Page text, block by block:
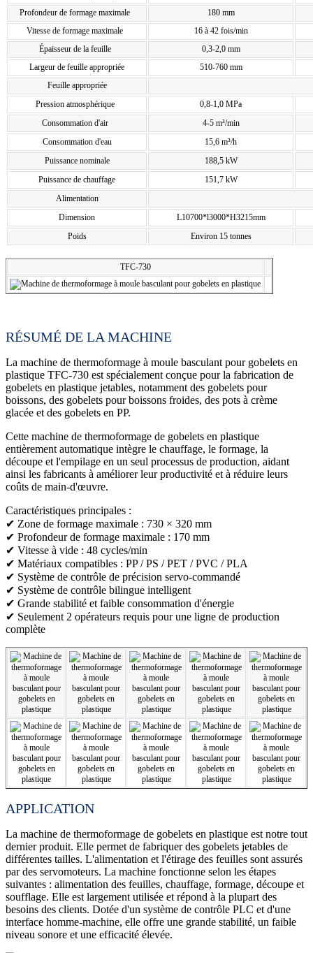
Profondeur de formage maximale
180 mm
Vitesse de formage maximale
16 à 42 fois/min
Épaisseur de la feuille
0,3-2,0 mm
Largeur de feuille appropriée
510-760 mm
Feuille appropriée
Pression atmosphérique
0,8-1,0 MPa
Consommation d'air
4-5 m³/min
Consommation d'eau
15,6 m³/h
Puissance nominale
188,5 kW
Puissance de chauffage
151,7 kW
Alimentation
Dimension
L10700*l3000*H3215mm
Poids
Environ 15 tonnes
TFC-730
RÉSUMÉ DE LA MACHINE
La machine de thermoformage à moule basculant pour gobelets en
plastique TFC-730 est spécialement conçue pour la fabrication de
gobelets en plastique jetables, notamment des gobelets pour
boissons, des gobelets pour boissons froides, des pots à crème
glacée et des gobelets en PP.
Cette machine de thermoformage de gobelets en plastique
entièrement automatique intègre le chauffage, le formage, la
découpe et l'empilage en un seul processus de production, aidant
ainsi les fabricants à améliorer leur productivité et à réduire leurs
coûts de main-d'œuvre.
Caractéristiques principales :
✔ Zone de formage maximale : 730 × 320 mm
✔ Profondeur de formage maximale : 170 mm
✔ Vitesse à vide : 48 cycles/min
✔ Matériaux compatibles : PP / PS / PET / PVC / PLA
✔ Système de contrôle de précision servo-commandé
✔ Système de contrôle bilingue intelligent
✔ Grande stabilité et faible consommation d'énergie
✔ Seulement 2 opérateurs requis pour une ligne de production
complète
APPLICATION
La machine de thermoformage de gobelets en plastique est notre tout
dernier produit. Elle permet de fabriquer des gobelets jetables de
différentes tailles. L'alimentation et l'étirage des feuilles sont assurés
par des servomoteurs. La machine fonctionne selon les étapes
suivantes : alimentation des feuilles, chauffage, formage, découpe et
soufflage. Elle est largement utilisée et répond à la plupart des
besoins des clients. Dotée d'un système de contrôle PLC et d'une
interface homme-machine, elle offre une grande stabilité, un faible
niveau sonore et une efficacité élevée.